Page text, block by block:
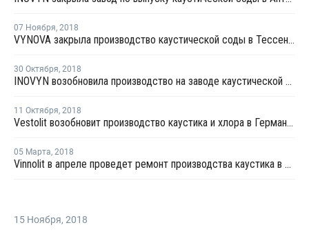
07 Ноября, 2018
VYNOVA закрыла производство каустической соды в Тессендерло на ремонт
30 Октября, 2018
INOVYN возобновила производство на заводе каустической соды в Антверпене
11 Октября, 2018
Vestolit возобновит производство каустика и хлора в Германии в конце октября
05 Марта, 2018
Vinnolit в апреле проведет ремонт производства каустика в Германии
15 Ноября, 2018